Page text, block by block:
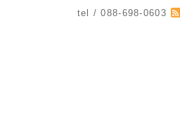
tel / 088-698-0603